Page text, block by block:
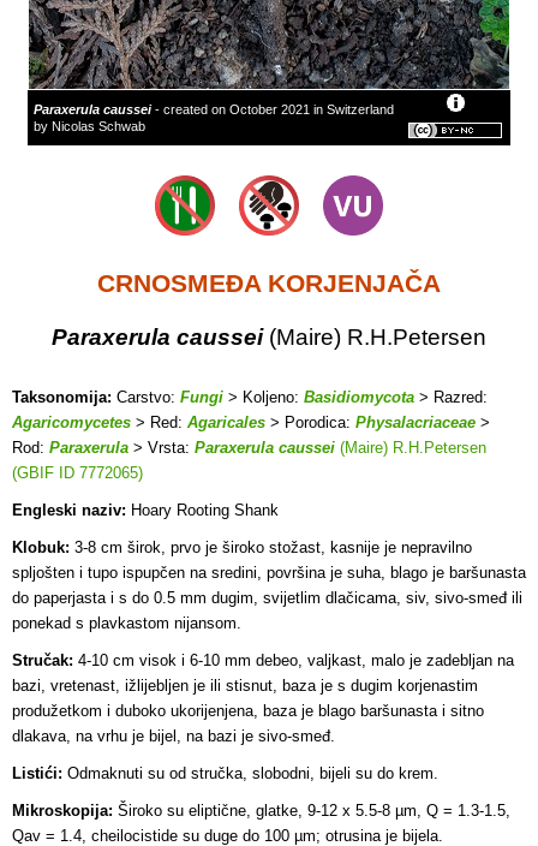
Paraxerula caussei- created on October 2021 in Switzerland
by Nicolas Schwab
CRNOSMEĐA KORJENJAČA
Paraxerula caussei (Maire) R.H.Petersen
Taksonomija: Carstvo: Fungi > Koljeno: Basidiomycota > Razred:
Agaricomycetes > Red: Agaricales > Porodica: Physalacriaceae >
Rod: Paraxerula > Vrsta: Paraxerula caussei (Maire) R.H.Petersen
(GBIF ID 7772065)
Engleski naziv: Hoary Rooting Shank
Klobuk: 3-8 cm širok, prvo je široko stožast, kasnije je nepravilno
spljošten i tupo ispupčen na sredini, površina je suha, blago je baršunasta
do paperjasta i s do 0.5 mm dugim, svijetlim dlačicama, siv, sivo-smeđ ili
ponekad s plavkastom nijansom.
Stručak: 4-10 cm visok i 6-10 mm debeo, valjkast, malo je zadebljan na
bazi, vretenast, ižlijebljen je ili stisnut, baza je s dugim korjenastim
produžetkom i duboko ukorijenjena, baza je blago baršunasta i sitno
dlakava, na vrhu je bijel, na bazi je sivo-smeđ.
Listići: Odmaknuti su od stručka, slobodni, bijeli su do krem.
Mikroskopija: Široko su eliptične, glatke, 9-12 x 5.5-8 µm, Q = 1.3-1.5,
Qav = 1.4, cheilocistide su duge do 100 µm; otrusina je bijela.